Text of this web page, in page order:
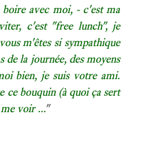
avec moi, - c'est ma
c'est "free lunch", je
m'êtes si sympathique
de la journée, des moyens
bien, je suis votre ami.
ce bouquin (à quoi ça sert
voir ..."